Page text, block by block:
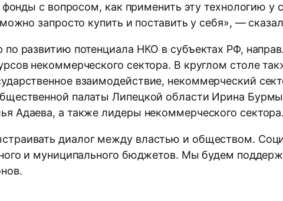
с вопросом, как применить эту технологию
запросто купить и поставить у себя», —
развитию потенциала НКО в субъектах РФ,
некоммерческого сектора. В круглом столе
взаимодействие, некоммерческий
палаты Липецкой области Ирина
Адаева, а также лидеры некоммерческого сектора.
диалог между властью и обществом.
и муниципального бюджетов. Мы будем